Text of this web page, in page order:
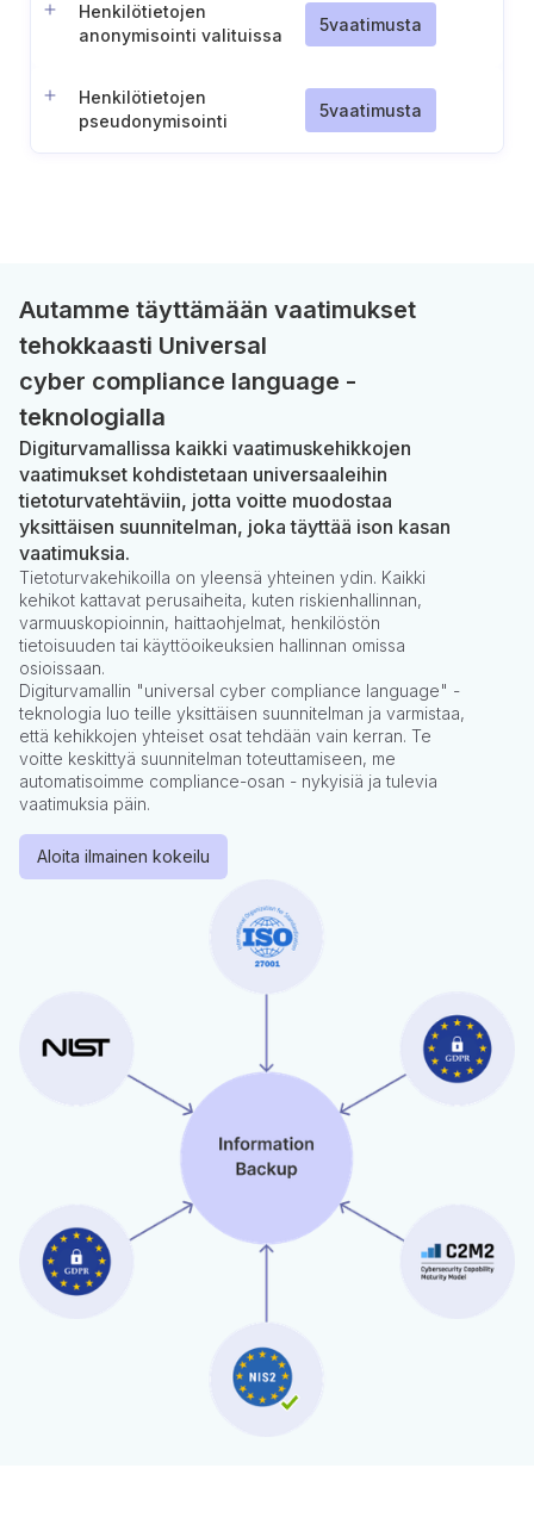
Henkilötietojen
anonymisointi valituissa
5vaatimusta
Henkilötietojen
pseudonymisointi
5vaatimusta
Autamme täyttämään vaatimukset
tehokkaasti Universal
cyber compliance language -
teknologialla
Digiturvamallissa kaikki vaatimuskehikkojen
vaatimukset kohdistetaan universaaleihin
tietoturvatehtäviin, jotta voitte muodostaa
yksittäisen suunnitelman, joka täyttää ison kasan
vaatimuksia.
Tietoturvakehikoilla on yleensä yhteinen ydin. Kaikki
kehikot kattavat perusaiheita, kuten riskienhallinnan,
varmuuskopioinnin, haittaohjelmat, henkilöstön
tietoisuuden tai käyttöoikeuksien hallinnan omissa
osioissaan.
Digiturvamallin "universal cyber compliance language" -
teknologia luo teille yksittäisen suunnitelman ja varmistaa,
että kehikkojen yhteiset osat tehdään vain kerran. Te
voitte keskittyä suunnitelman toteuttamiseen, me
automatisoimme compliance-osan - nykyisiä ja tulevia
vaatimuksia päin.
Aloita ilmainen kokeilu